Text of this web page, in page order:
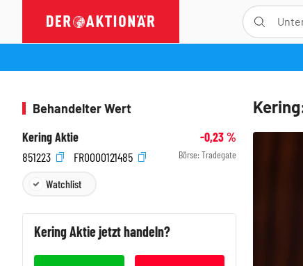
Behandelter Wert
Kering Aktie
-0,23%
851223
FR0000121485 Börse: Tradegate
Watchlist
KeringAktie jetzt handeln?